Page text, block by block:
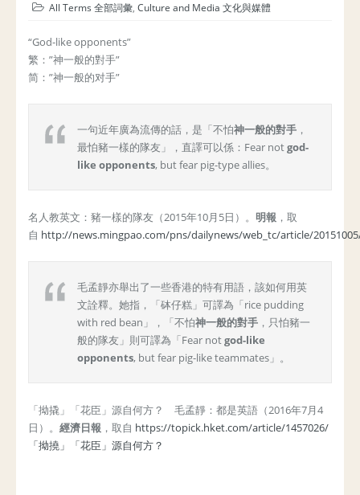
All Terms 全部詞彙, Culture and Media 文化與媒體
“God-like opponents”
繁：”神一般的對手”
简：”神一般的对手”
一句近年廣為流傳的話，是「不怕神一般的對手 ，
最怕豬一樣的隊友」，直譯可以係：Fear notgod-
like opponents, but fear pig-type allies。
名人教英文：豬一樣的隊友（2015年10月5日）。 明報 ，取
自 http://news.mingpao.com/pns/dailynews/web_tc/article/
毛孟靜亦舉出了一些香港的特有用語，該如何用英
文詮釋。她指，「砵仔糕」可譯為「rice pudding
with red bean」，「不怕神一般的對手 ，只怕豬一
般的隊友」則可譯為「Fear notgod-like
opponents, but fear pig-like teammates」。
「拗撬」「花臣」源自何方？ 毛孟靜：都是英語（2016年7月4
日）。 經濟日報 ，取自 https://topick.hket.com/article/1457026/
「拗撓」「花臣」源自何方？